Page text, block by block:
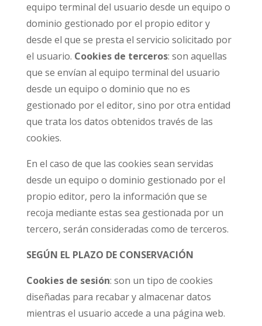
equipo terminal del usuario desde un equipo o
dominio gestionado por el propio editor y
desde el que se presta el servicio solicitado por
el usuario. Cookies de terceros: son aquellas
que se envían al equipo terminal del usuario
desde un equipo o dominio que no es
gestionado por el editor, sino por otra entidad
que trata los datos obtenidos través de las
cookies.
En el caso de que las cookies sean servidas
desde un equipo o dominio gestionado por el
propio editor, pero la información que se
recoja mediante estas sea gestionada por un
tercero, serán consideradas como de terceros.
SEGÚN EL PLAZO DE CONSERVACIÓN
Cookies de sesión: son un tipo de cookies
diseñadas para recabar y almacenar datos
mientras el usuario accede a una página web.